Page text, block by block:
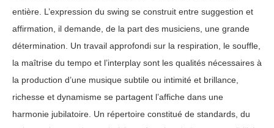
entière. L’expression du swing se construit entre suggestion et
affirmation, il demande, de la part des musiciens, une grande
détermination. Un travail approfondi sur la respiration, le souffle,
la maîtrise du tempo et l’interplay sont les qualités nécessaires à
la production d’une musique subtile ou intimité et brillance,
richesse et dynamisme se partagent l’affiche dans une
harmonie jubilatoire. Un répertoire constitué de standards, du